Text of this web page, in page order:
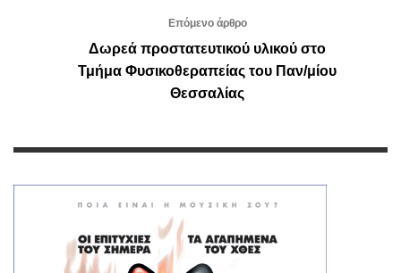
Επόμενο άρθρο
Δωρεά προστατευτικού υλικού στο
Τμήμα Φυσικοθεραπείας του Παν/μίου
Θεσσαλίας